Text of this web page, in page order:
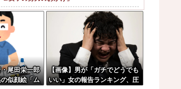
響は計り知れない｣←これw w ...
尾田栄一郎
似顔絵「ム
【画像】男が「ガチでどうでも
いい」女の報告ランキング、圧